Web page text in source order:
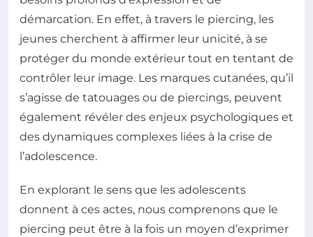
démarcation. En effet, à travers le piercing, les
jeunes cherchent à affirmer leur unicité, à se
protéger du monde extérieur tout en tentant de
contrôler leur image. Les marques cutanées, qu’il
s’agisse de tatouages ou de piercings, peuvent
également révéler des enjeux psychologiques et
des dynamiques complexes liées à la crise de
l’adolescence.
En explorant le sens que les adolescents
donnent à ces actes, nous comprenons que le
piercing peut être à la fois un moyen d’exprimer